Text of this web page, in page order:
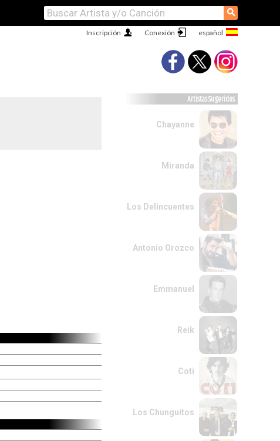
⚲
Conexión
Inscripción
Artistas Sugeridos
Chayanne
Miranda
Los Delincuentes
Antonio Orozco
Emmanuel
Reik
Coti
Los Chunguitos